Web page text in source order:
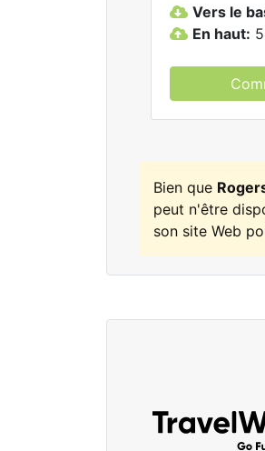
Vers le
En haut:
Bien que
peut n'être
son site Web